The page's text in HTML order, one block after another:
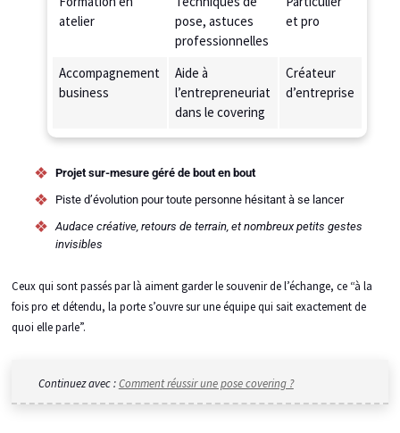
atelier
pose, astuces
professionnelles
et pro
Accompagnement
business
Aide à
l’entrepreneuriat
dans le covering
Créateur
d’entreprise
Projet sur-mesure géré de bout en bout
Piste d’évolution pour toute personne hésitant à se lancer
Audace créative, retours de terrain, et nombreux petits gestes
invisibles
Ceux qui sont passés par là aiment garder le souvenir de l’échange, ce “à la
fois pro et détendu, la porte s’ouvre sur une équipe qui sait exactement de
quoi elle parle”.
Continuez avec :Comment réussir une pose covering ?